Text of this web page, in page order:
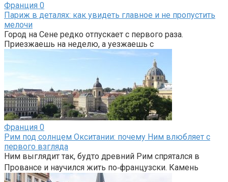
Франция 0
Париж в деталях: как увидеть главное и не пропустить
мелочи
Город на Сене редко отпускает с первого раза.
Приезжаешь на неделю, а уезжаешь с
Франция 0
Рим под солнцем Окситании: почему Ним влюбляет с
первого взгляда
Ним выглядит так, будто древний Рим спрятался в
Провансе и научился жить по‑французски. Камень